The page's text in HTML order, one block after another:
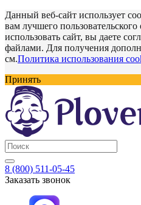
Данный веб-сайт использует
вам лучшего
использовать сайт, вы даете
файлами. Для получения
см.Политика использования
Принять
8 (800) 511-05-45
Заказать звонок